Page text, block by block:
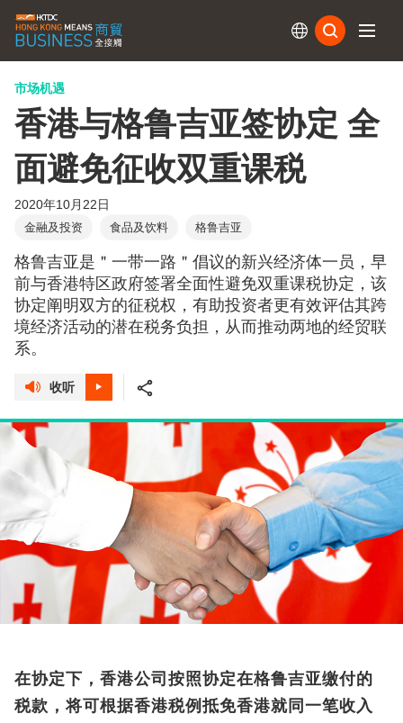
市场机遇
香港与格鲁吉亚签协定 全
面避免征收双重课税
2020年10月22日
金融及投资 食品及饮料 格鲁吉亚
格鲁吉亚是＂一带一路＂倡议的新兴经济体一员，早
前与香港特区政府签署全面性避免双重课税协定，该
协定阐明双方的征税权，有助投资者更有效评估其跨
境经济活动的潜在税务负担，从而推动两地的经贸联
系。
收听
在协定下，香港公司按照协定在格鲁吉亚缴付的
税款，将可根据香港税例抵免香港就同一笔收入